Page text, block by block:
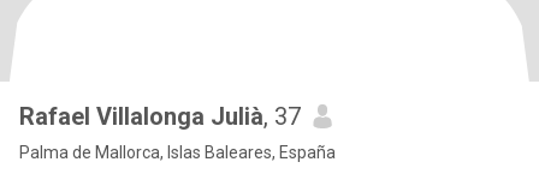
Rafael Villalonga Julià, 37
Palma de Mallorca, Islas Baleares, España